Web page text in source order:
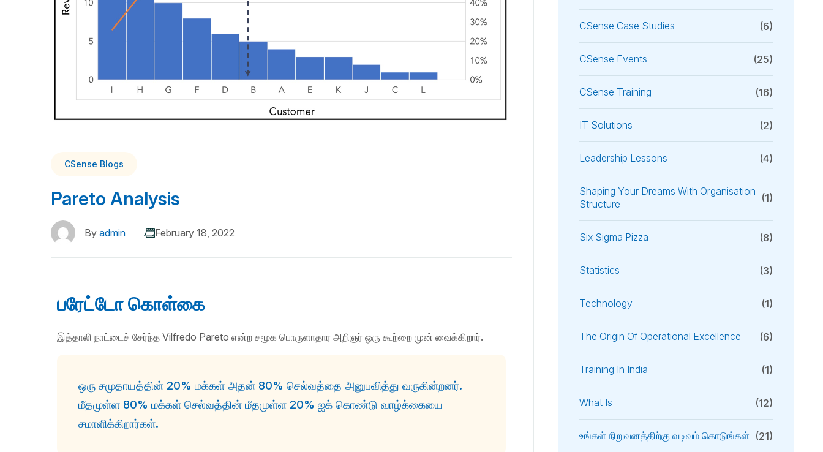
CSense Blogs
Pareto Analysis
By admin February 18, 2022
பரேட்டோ கொள்கை
இத்தாலி நாட்டைச் சேர்ந்த Vilfredo Pareto என்ற சமூக பொருளாதார அறிஞர் ஒரு கூற்றை முன் வைக்கிறார்.
ஒரு சமுதாயத்தின் 20% மக்கள் அதன் 80% செல்வத்தை அனுபவித்து வருகின்றனர்.
மீதமுள்ள 80% மக்கள் செல்வத்தின் மீதமுள்ள 20% ஐக் கொண்டு வாழ்க்கையை
சமாளிக்கிறார்கள்.
CSense Case Studies (6)
CSense Events (25)
CSense Training (16)
IT Solutions (2)
Leadership Lessons (4)
Shaping Your Dreams With Organisation
Structure
(1)
Six Sigma Pizza (8)
Statistics (3)
Technology (1)
The Origin Of Operational Excellence (6)
Training In India (1)
What Is (12)
உங்கள் நிறுவனத்திற்கு வடிவம் கொடுங்கள் (21)